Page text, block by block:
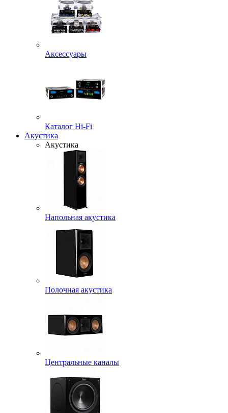
Аксессуары
Каталог Hi-Fi
Акустика
Акустика
Напольная акустика
Полочная акустика
Центральные каналы